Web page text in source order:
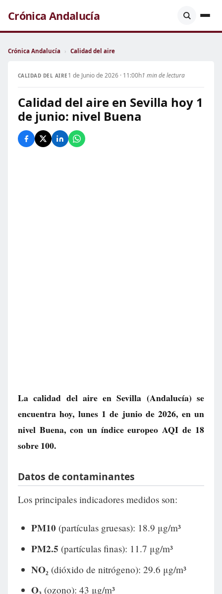
Crónica Andalucía
Crónica Andalucía › Calidad del aire
CALIDAD DEL AIRE 1 de Junio de 2026 · 11:00h1 min de lectura
Calidad del aire en Sevilla hoy 1
de junio: nivel Buena
La calidad del aire enSevilla (Andalucía) se
encuentra hoy, lunes 1 de junio de 2026, en un
nivel Buena, con un índice europeo AQI de 18
sobre 100.
Datos de contaminantes
Los principales indicadores medidos son:
PM10 (partículas gruesas): 18.9 μg/m³
PM2.5 (partículas finas): 11.7 μg/m³
NO₂ (dióxido de nitrógeno): 29.6 μg/m³
O₃ (ozono): 43 μg/m³